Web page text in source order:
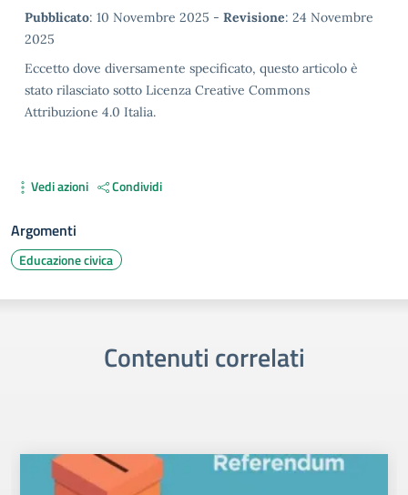
Metadata
Pubblicato: 10 Novembre 2025 - Revisione: 24 Novembre
2025
Eccetto dove diversamente specificato, questo articolo è
stato rilasciato sotto Licenza Creative Commons
Attribuzione 4.0 Italia.
Vedi azioni Condividi
Argomenti
Educazione civica
Contenuti correlati